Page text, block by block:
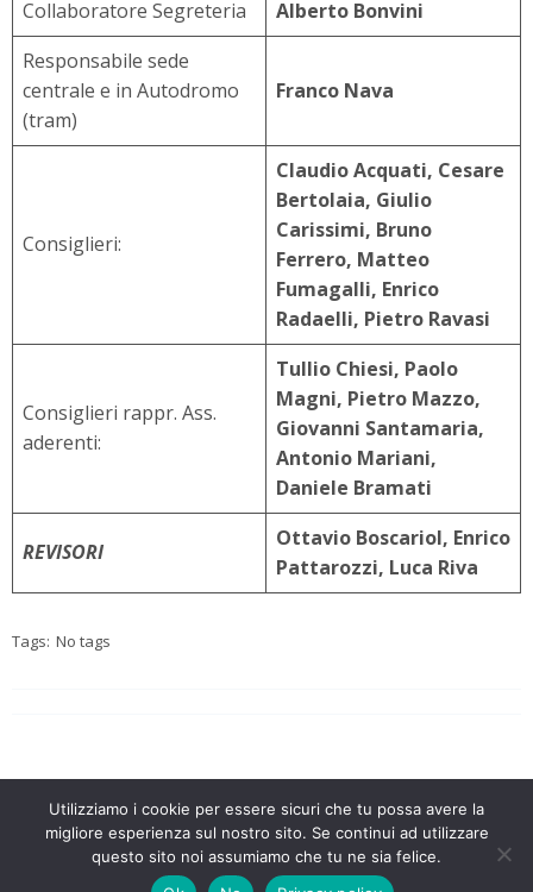
Collaboratore Segreteria
Alberto Bonvini
Responsabile sede
centrale e in Autodromo
(tram)
Franco Nava
Consiglieri:
Claudio Acquati, Cesare
Bertolaia, Giulio
Carissimi, Bruno
Ferrero, Matteo
Fumagalli, Enrico
Radaelli, Pietro Ravasi
Consiglieri rappr. Ass.
aderenti:
Tullio Chiesi, Paolo
Magni, Pietro Mazzo,
Giovanni Santamaria,
Antonio Mariani,
Daniele Bramati
REVISORI
Ottavio Boscariol, Enrico
Pattarozzi, Luca Riva
Tags: No tags
© 2026 Amici Autodromo. Created with
using
Utilizziamo i cookie per essere sicuri che tu possa avere la
migliore esperienza sul nostro sito. Se continui ad utilizzare
questo sito noi assumiamo che tu ne sia felice.